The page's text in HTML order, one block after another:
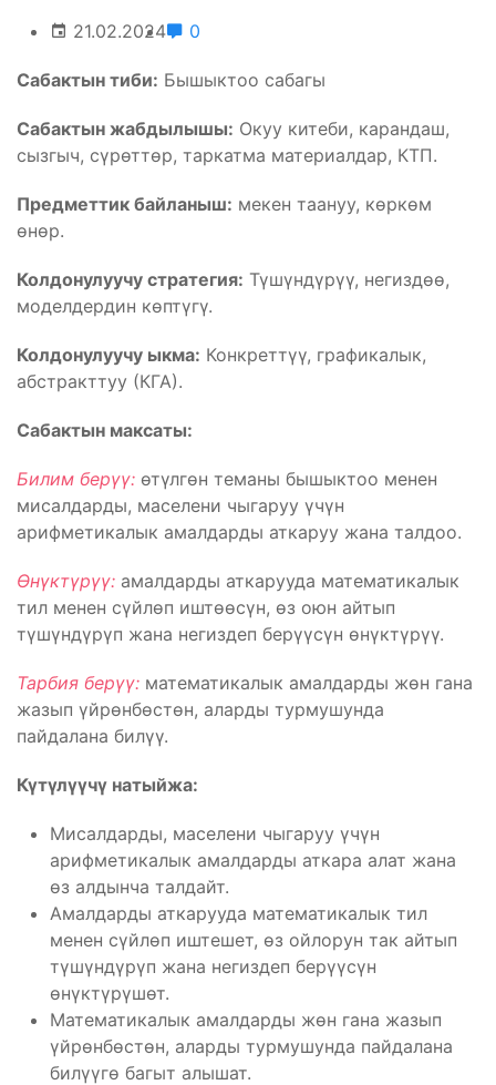
21.02.2024 0
Сабактын тиби: Бышыктоо сабагы
Сабактын жабдылышы: Окуу китеби, карандаш,
сызгыч, сүрөттөр, таркатма материалдар, КТП.
Предметтик байланыш: мекен таануу, көркөм
өнөр.
Колдонулуучу стратегия: Түшүндүрүү, негиздөө,
моделдердин көптүгү.
Колдонулуучу ыкма: Конкреттүү, графикалык,
абстракттуу (КГА).
Сабактын максаты:
Билим берүү: өтүлгөн теманы бышыктоо менен
мисалдарды, маселени чыгаруу үчүн
арифметикалык амалдарды аткаруу жана талдоо.
Өнүктүрүү: амалдарды аткарууда математикалык
тил менен сүйлөп иштөөсүн, өз оюн айтып
түшүндүрүп жана негиздеп берүүсүн өнүктүрүү.
Тарбия берүү: математикалык амалдарды жөн гана
жазып үйрөнбөстөн, аларды турмушунда
пайдалана билүү.
Күтүлүүчү натыйжа:
Мисалдарды, маселени чыгаруу үчүн
арифметикалык амалдарды аткара алат жана
өз алдынча талдайт.
Амалдарды аткарууда математикалык тил
менен сүйлөп иштешет, өз ойлорун так айтып
түшүндүрүп жана негиздеп берүүсүн
өнүктүрүшөт.
Математикалык амалдарды жөн гана жазып
үйрөнбөстөн, аларды турмушунда пайдалана
билүүгө багыт алышат.